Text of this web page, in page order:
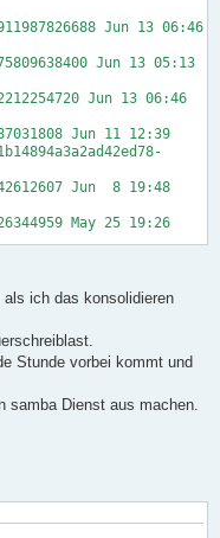
Jun 13 06:46
Jun 13 05:13
Jun 13 06:46
Jun 11 12:39
Jun 8 19:48
May 25 19:26
Jun 13 05:14 tt-
Jun 13 05:14 tt-
Jun 13 05:12 tt-
Jun 11 12:29
Apr 28 07:07
May 25 22:04
May 25 22:07
ich das konsolidieren
Stunde vorbei kommt und
samba Dienst aus machen.